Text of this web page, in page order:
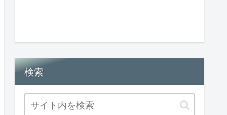
検索